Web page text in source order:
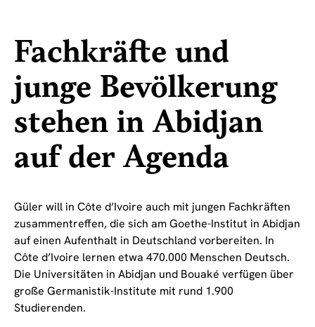
Fachkräfte und
junge Bevölkerung
stehen in Abidjan
auf der Agenda
Güler will in Côte d’Ivoire auch mit jungen Fachkräften
zusammentreffen, die sich am Goethe-Institut in Abidjan
auf einen Aufenthalt in Deutschland vorbereiten. In
Côte d’Ivoire lernen etwa 470.000 Menschen Deutsch.
Die Universitäten in Abidjan und Bouaké verfügen über
große Germanistik-Institute mit rund 1.900
Studierenden.